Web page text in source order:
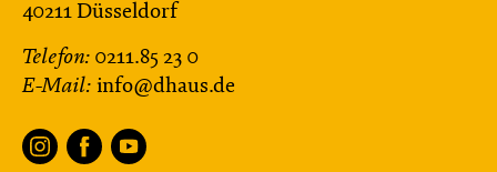
40211 Düsseldorf
Telefon: 0211.85 23 0
E-Mail: info@dhaus.de